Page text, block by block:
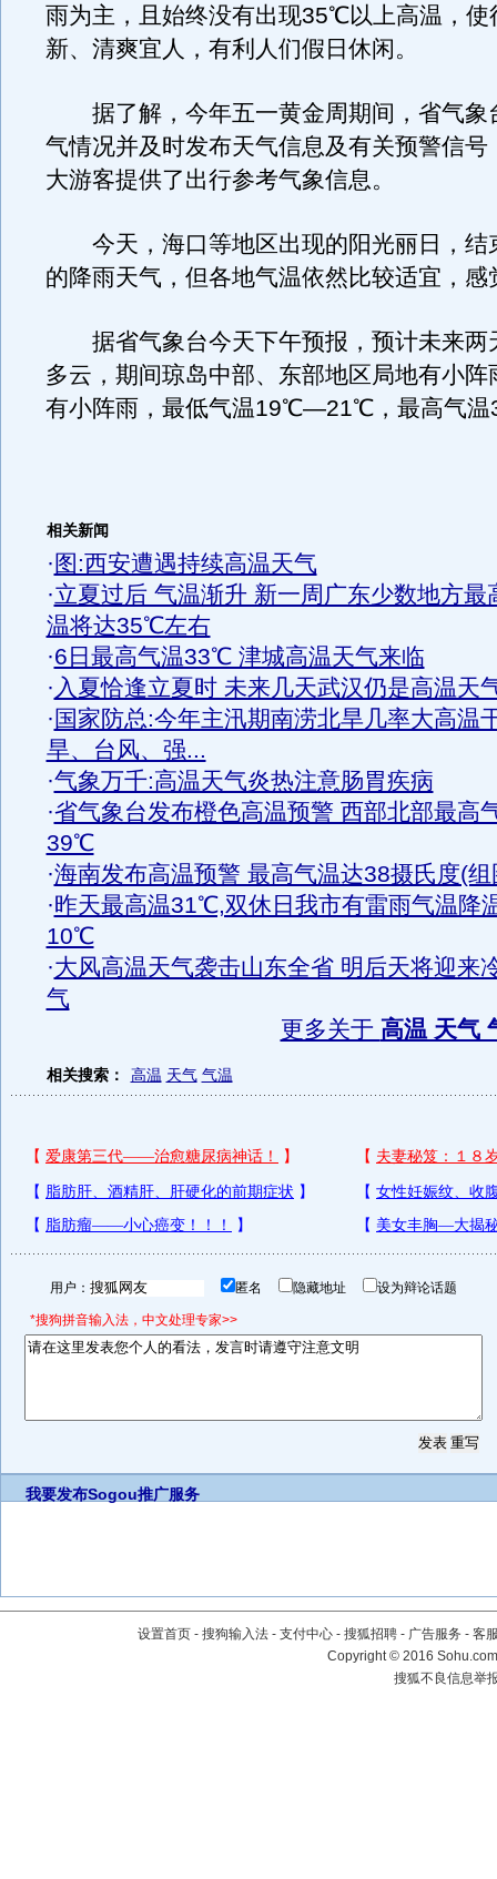
雨为主，且始终没有出现35℃以上高温，使
新、清爽宜人，有利人们假日休闲。
据了解，今年五一黄金周期间，省气象
气情况并及时发布天气信息及有关预警信号
大游客提供了出行参考气象信息。
今天，海口等地区出现的阳光丽日，结
的降雨天气，但各地气温依然比较适宜，感
据省气象台今天下午预报，预计未来两
多云，期间琼岛中部、东部地区局地有小阵
有小阵雨，最低气温19℃—21℃，最高气
相关新闻
· 图:西安遭遇持续高温天气
·立夏过后 气温渐升 新一周广东少数地方最
温将达35℃左右
·6日最高气温33℃ 津城高温天气来临
· 入夏恰逢立夏时 未来几天武汉仍是高温天
· 国家防总:今年主汛期南涝北旱几率大高温
旱、台风、强...
·气象万千:高温天气炎热注意肠胃疾病
·省气象台发布橙色高温预警 西部北部最高
39℃
·海南发布高温预警 最高气温达38摄氏度(组
·昨天最高温31℃,双休日我市有雷雨气温降
10℃
·大风高温天气袭击山东全省 明后天将迎来
气
更多关于 高温 天气
相关搜索： 高温 天气 气温
用户： 匿名 隐藏地址 设为辩论话题
*搜狗拼音输入法，中文处理专家>>
我要发布Sogou推广服务
设置首页 - 搜狗输入法 - 支付中心 - 搜狐招聘 - 广告服务 - 客
Copyright©2016
搜狐不良信息举